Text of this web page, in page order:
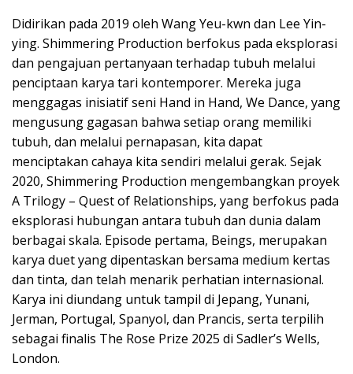
Didirikan pada 2019 oleh Wang Yeu-kwn dan Lee Yin-
ying. Shimmering Production berfokus pada eksplorasi
dan pengajuan pertanyaan terhadap tubuh melalui
penciptaan karya tari kontemporer. Mereka juga
menggagas inisiatif seni Hand in Hand, We Dance, yang
mengusung gagasan bahwa setiap orang memiliki
tubuh, dan melalui pernapasan, kita dapat
menciptakan cahaya kita sendiri melalui gerak. Sejak
2020, Shimmering Production mengembangkan proyek
A Trilogy – Quest of Relationships, yang berfokus pada
eksplorasi hubungan antara tubuh dan dunia dalam
berbagai skala. Episode pertama, Beings, merupakan
karya duet yang dipentaskan bersama medium kertas
dan tinta, dan telah menarik perhatian internasional.
Karya ini diundang untuk tampil di Jepang, Yunani,
Jerman, Portugal, Spanyol, dan Prancis, serta terpilih
sebagai finalis The Rose Prize 2025 di Sadler’s Wells,
London.